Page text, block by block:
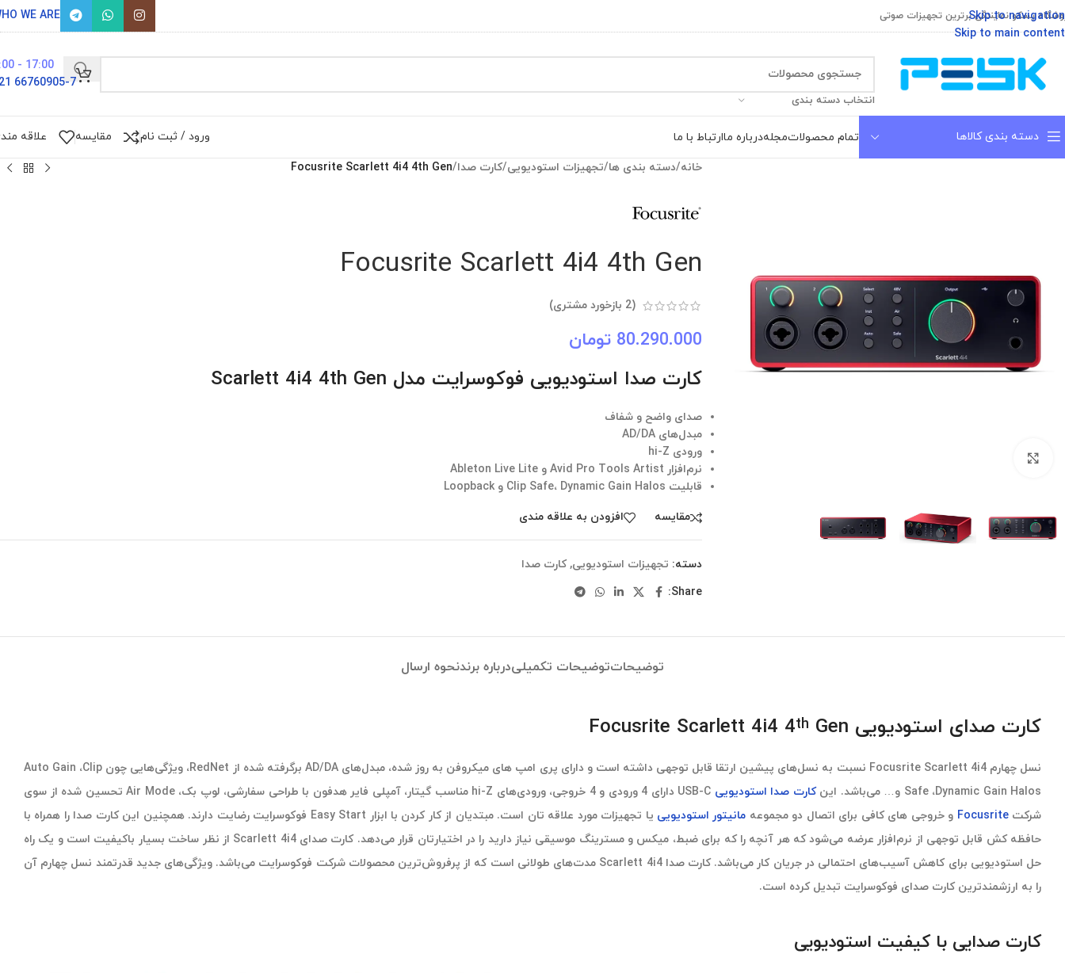
Skip to navigation
Skip to main content
پسکو نمایندگی برترین تجهیزات صوتی WE ARE
انتخاب دسته بندی
17:00 - 9:00
66760905-7 021
دسته بندی کالاها تمام محصولاتمجلهدرباره ماارتباط با ما ورود / ثبت نام مقایسه علاقه
خانه/دسته بندی ها/تجهیزات استودیویی/کارت صدا/
Focusrite Scarlett 4i4 4th Gen
Focusrite Scarlett 4i4 4th Gen
(
2 بازخورد مشتری)
80.290.000 تومان
کارت صدا استودیویی فوکوسرایت مدل Scarlett 4i4 4th Gen
صدای واضح و شفاف
مبدل‌های AD/DA
ورودی hi-Z
نرم‌افزار Avid Pro Tools Artist و Ableton Live Lite
قابلیت Clip Safe، Dynamic Gain Halos و Loopback
مقایسه افزودن به علاقه مندی
دسته: تجهیزات استودیویی, کارت صدا
Share:
توضیحاتتوضیحات تکمیلیدرباره برندنحوه ارسال
کارت صدای استودیویی Focusrite Scarlett 4i4 4 th Gen
نسل چهارم Focusrite Scarlett 4i4 نسبت به نسل‌های پیشین ارتقا قابل توجهی داشته است و دارای پری امپ های میکروفن به روز شده، مبدل‌های AD/DA برگرفته شده از RedNet، ویژگی‌هایی چون Auto Gain ،Clip
Safe ،Dynamic Gain Halos و… می‌باشد. این
کارت صدا استودیویی
USB-C دارای 4 ورودی و 4 خروجی، ورودی‌های hi-Z مناسب گیتار، آمپلی فایر هدفون با طراحی سفارشی، لوپ بک، Air Mode تحسین شده از سوی
شرکتFocusrite و خروجی های کافی برای اتصال دو مجموعه مانیتور استودیویی
یا تجهیزات مورد علاقه تان است. مبتدیان از کار کردن با ابزار Easy Start فوکوسرایت رضایت دارند. همچنین این کارت صدا را همراه با
حافظه کش قابل توجهی از نرم‌افزار عرضه می‌شود که هر آنچه را که برای ضبط، میکس و مسترینگ موسیقی نیاز دارید را در اختیارتان قرار می‌دهد. کارت صدای Scarlett 4i4 از نظر ساخت بسیار باکیفیت است و یک راه
حل استودیویی برای کاهش آسیب‌های احتمالی در جریان کار می‌باشد. کارت صدا Scarlett 4i4 مدت‌های طولانی است که از پرفروش‌ترین محصولات شرکت فوکوسرایت می‌باشد. ویژگی‌های جدید قدرتمند نسل چهارم آن
را به ارزشمندترین کارت صدای فوکوسرایت تبدیل کرده است.
کارت صدایی با کیفیت استودیویی